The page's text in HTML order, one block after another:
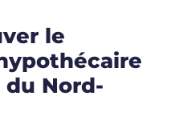
le
Nord-